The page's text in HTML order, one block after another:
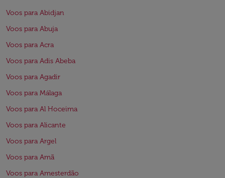
Voos para Abidjan
Voos para Abuja
Voos para Acra
Voos para Adis Abeba
Voos para Agadir
Voos para Málaga
Voos para Al Hoceima
Voos para Alicante
Voos para Argel
Voos para Amã
Voos para Amesterdão